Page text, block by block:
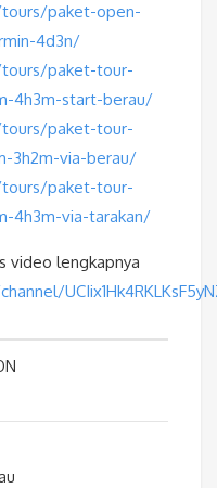
paket-open-
4d3n/
paket-tour-
4h3m-start-berau/
paket-tour-
3h2m-via-berau/
paket-tour-
4h3m-via-tarakan/
video lengkapnya